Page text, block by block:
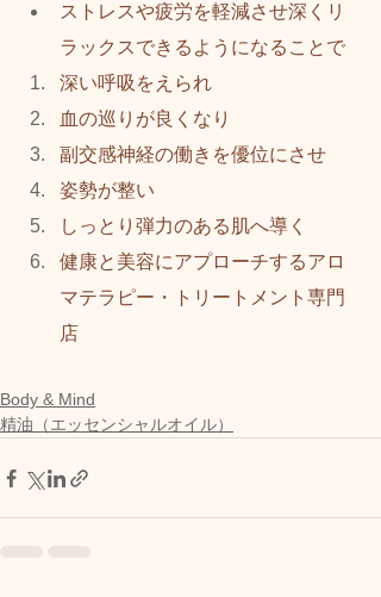
ストレスや疲労を軽減させ深くリ
ラックスできるようになることで
深い呼吸をえられ
血の巡りが良くなり
副交感神経の働きを優位にさせ
姿勢が整い
しっとり弾力のある肌へ導く
健康と美容にアプローチするアロ
マテラピー・トリートメント専門
店
Body & Mind
精油（エッセンシャルオイル）